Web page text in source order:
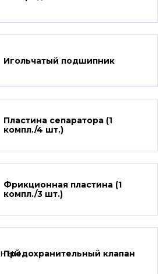
Игольчатый подшипник
Пластина сепаратора (1
компл./4 шт.)
Фрикционная пластина (1
компл./3 шт.)
Предохранительный клапан